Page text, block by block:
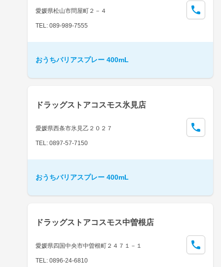
愛媛県松山市問屋町２－４
TEL: 089-989-7555
おうちバリアスプレー 400mL
ドラッグストアコスモス氷見店
愛媛県西条市氷見乙２０２７
TEL: 0897-57-7150
おうちバリアスプレー 400mL
ドラッグストアコスモス中曽根店
愛媛県四国中央市中曽根町２４７１－１
TEL: 0896-24-6810